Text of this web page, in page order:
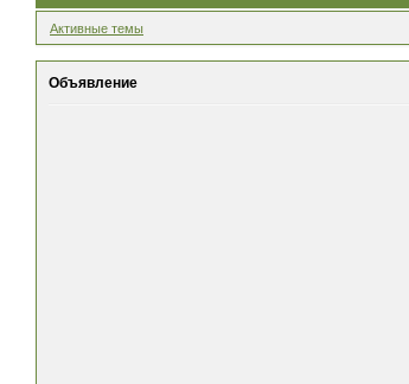
Активные темы
Объявление